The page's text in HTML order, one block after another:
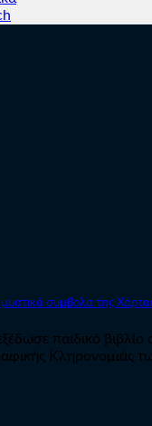
σύμβολα της
παιδικό βιβλίο
Κληρονομιάς